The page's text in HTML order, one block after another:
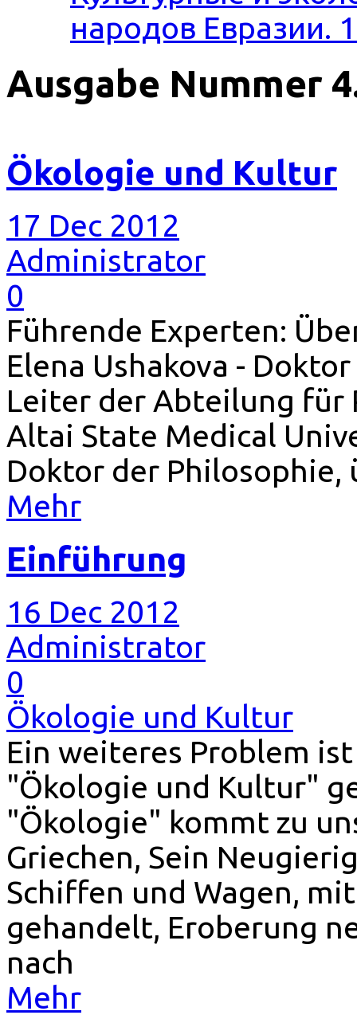
народов Евразии.
Ausgabe Nummer
Ökologie und Kultur
17 Dec 2012
Administrator
0
Führende Experten:
Elena Ushakova -
Leiter der Abteilung für
Altai State Medical
Doktor der Philosophie,
Mehr
Einführung
16 Dec 2012
Administrator
0
Ökologie und Kultur
Ein weiteres Problem
"Ökologie und Kultur"
"Ökologie" kommt zu
Griechen, Sein
Schiffen und Wagen,
gehandelt, Eroberung
nach
Mehr